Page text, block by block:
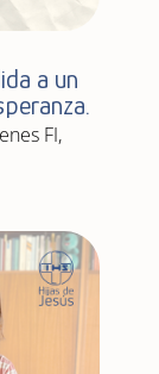
a un
FI,